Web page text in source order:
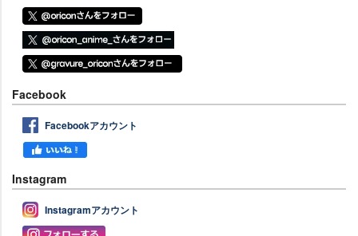
Facebook
Facebookアカウント
Instagram
Instagramアカウント